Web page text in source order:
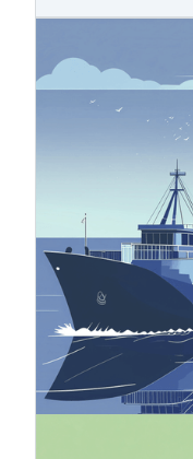
Mechanizm
Mechanizm
uwzględnieniem
to instrument
ucieczce emisji,
Ucieczka emisji
swoją produkcję
węgla do krajów
klimatycznej niż
w UE są
importowanymi